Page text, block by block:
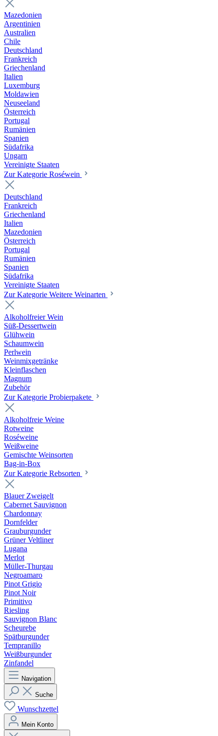
Mazedonien
Argentinien
Australien
Chile
Deutschland
Frankreich
Griechenland
Italien
Luxemburg
Moldawien
Neuseeland
Österreich
Portugal
Rumänien
Spanien
Südafrika
Ungarn
Vereinigte Staaten
Zur Kategorie Roséwein
Deutschland
Frankreich
Griechenland
Italien
Mazedonien
Österreich
Portugal
Rumänien
Spanien
Südafrika
Vereinigte Staaten
Zur Kategorie Weitere Weinarten
Alkoholfreier Wein
Süß-Dessertwein
Glühwein
Schaumwein
Perlwein
Weinmixgetränke
Kleinflaschen
Magnum
Zubehör
Zur Kategorie Probierpakete
Alkoholfreie Weine
Rotweine
Roséweine
Weißweine
Gemischte Weinsorten
Bag-in-Box
Zur Kategorie Rebsorten
Blauer Zweigelt
Cabernet Sauvignon
Chardonnay
Dornfelder
Grauburgunder
Grüner Veltliner
Lugana
Merlot
Müller-Thurgau
Negroamaro
Pinot Grigio
Pinot Noir
Primitivo
Riesling
Sauvignon Blanc
Scheurebe
Spätburgunder
Tempranillo
Weißburgunder
Zinfandel
Navigation
Suche
Wunschzettel
Mein Konto